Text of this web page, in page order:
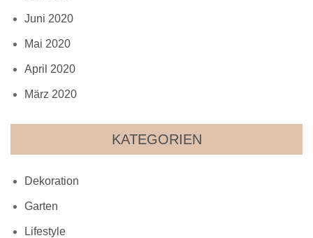
Juni 2020
Mai 2020
April 2020
März 2020
KATEGORIEN
Dekoration
Garten
Lifestyle